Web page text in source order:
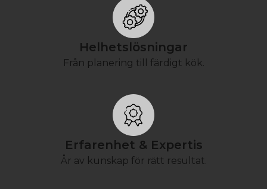
Helhetslösningar
Från planering till färdigt kök.
Erfarenhet & Expertis
År av kunskap för rätt resultat.